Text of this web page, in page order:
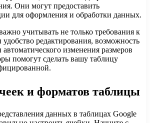
Они могут предоставить
для оформления и обработки данных.
учитывать не только требования к
редактирования, возможность
изменения размеров
помогут сделать вашу таблицу
и форматов таблицы
данных в таблицах Google